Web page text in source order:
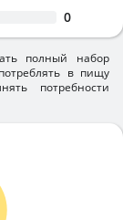
0
полный набор
в пищу
потребности